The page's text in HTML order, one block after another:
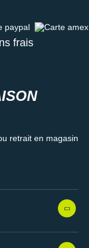
Carte amex
frais
en magasin